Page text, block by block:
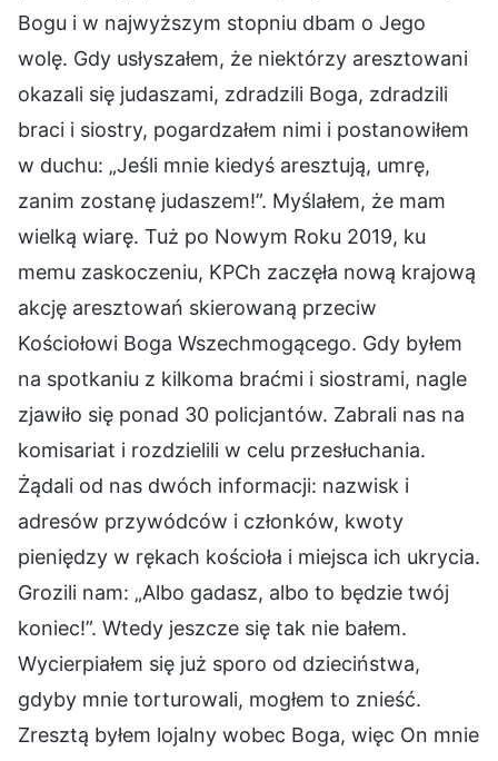
Bogu i w najwyższym stopniu dbam o Jego
wolę. Gdy usłyszałem, że niektórzy aresztowani
okazali się judaszami, zdradzili Boga, zdradzili
braci i siostry, pogardzałem nimi i postanowiłem
w duchu: „Jeśli mnie kiedyś aresztują, umrę,
zanim zostanę judaszem!”. Myślałem, że mam
wielką wiarę. Tuż po Nowym Roku 2019, ku
memu zaskoczeniu, KPCh zaczęła nową krajową
akcję aresztowań skierowaną przeciw
Kościołowi Boga Wszechmogącego. Gdy byłem
na spotkaniu z kilkoma braćmi i siostrami, nagle
zjawiło się ponad 30 policjantów. Zabrali nas na
komisariat i rozdzielili w celu przesłuchania.
Żądali od nas dwóch informacji: nazwisk i
adresów przywódców i członków, kwoty
pieniędzy w rękach kościoła i miejsca ich ukrycia.
Grozili nam: „Albo gadasz, albo to będzie twój
koniec!”. Wtedy jeszcze się tak nie bałem.
Wycierpiałem się już sporo od dzieciństwa,
gdyby mnie torturowali, mogłem to znieść.
Zresztą byłem lojalny wobec Boga, więc On mnie